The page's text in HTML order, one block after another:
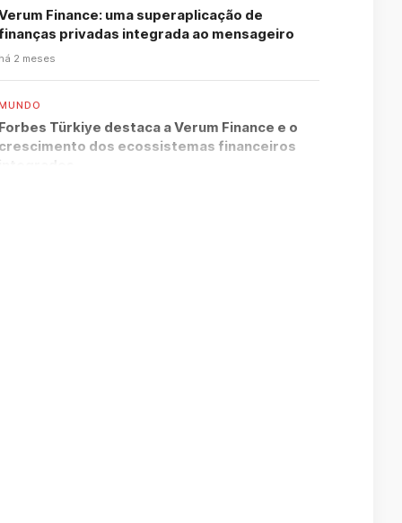
Finance: uma superaplicação de
privadas integrada ao mensageiro
há 2 meses
Forbes Türkiye destaca a Verum Finance e o
crescimento dos ecossistemas financeiros